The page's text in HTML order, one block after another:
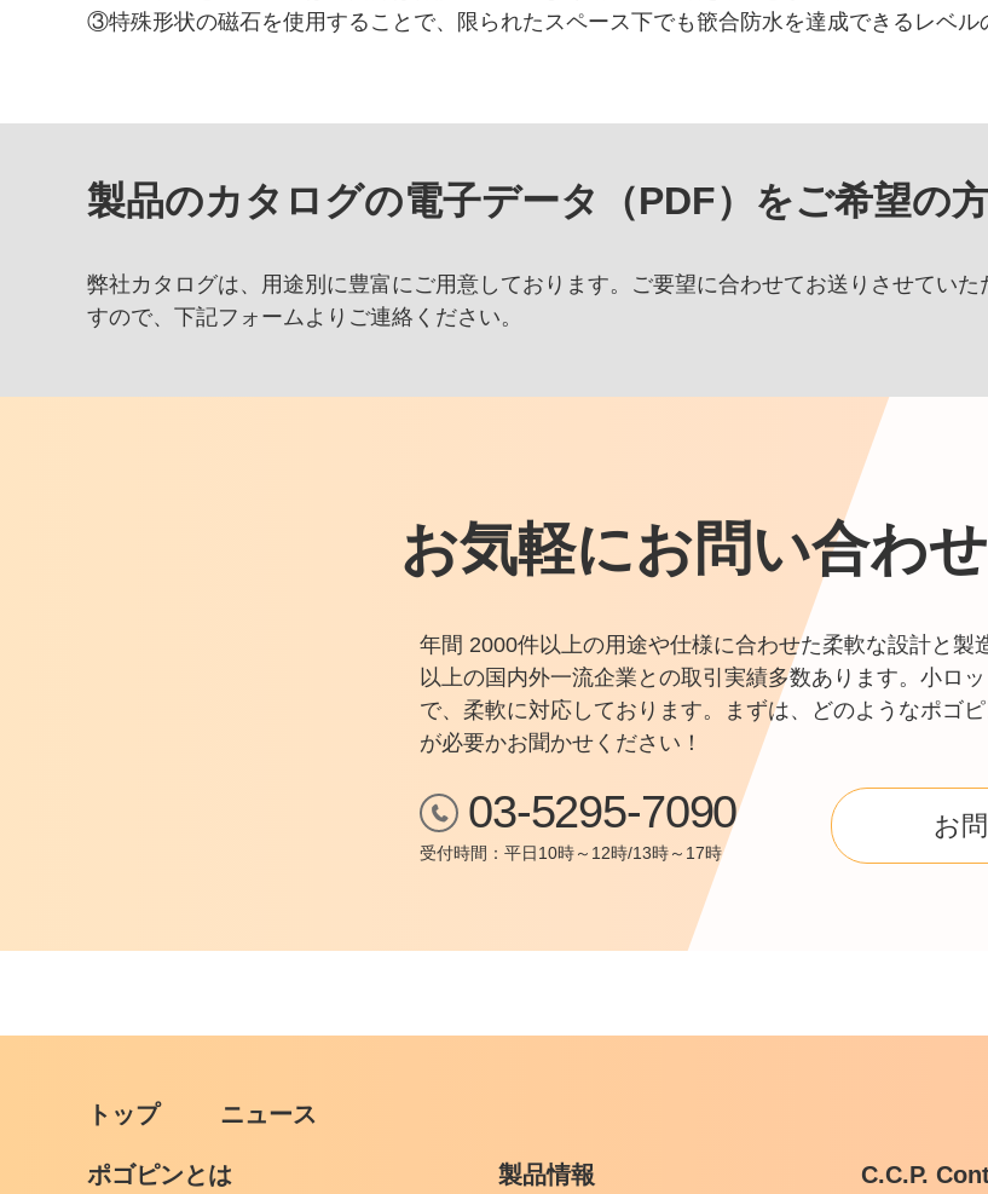
③特殊形状の磁石を使用することで、限られたスペース下でも篏合防水を達成できるレベル
製品のカタログの電子データ（PDF）をご希望の
弊社カタログは、用途別に豊富にご用意しております。ご要望に合わせてお送りさせていた
すので、下記フォームよりご連絡ください。
お気軽にお問い合わ
年間 2000件以上の用途や仕様に合わせた柔軟な設計と製
以上の国内外一流企業との取引実績多数あります。小ロ
で、柔軟に対応しております。まずは、どのようなポゴ
が必要かお聞かせください！
03-5295-7090
受付時間：平日10時～12時/13時～17時
お
トップ ニュース
ポゴピンとは 製品情報
C.C.P.